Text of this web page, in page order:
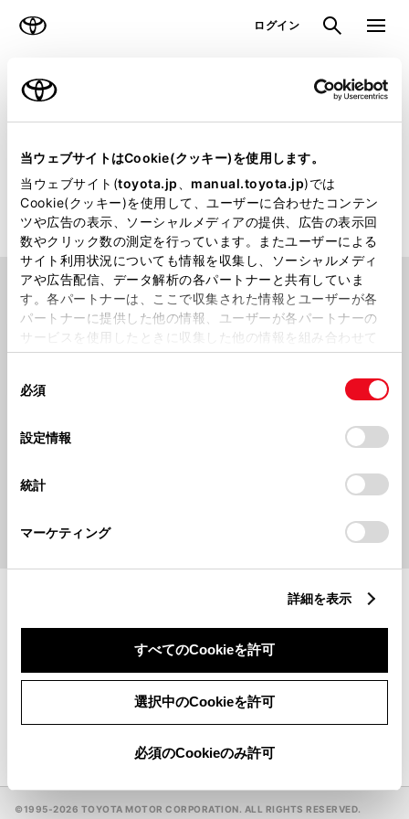
当ウェブサイトはCookie(クッキー)を使用します。
当ウェブサイト(toyota.jp manual.toyota.jp)では
Cookie(クッキー)を使用して、ユーザーに合わせたコンテン
ツや広告の表示、ソーシャルメディアの提供、広告の表示回
数やクリック数の測定を行っています。またユーザーによる
サイト利用状況についても情報を収集し、ソーシャルメディ
アや広告配信、データ解析の各パートナーと共有していま
す。各パートナーは、ここで収集された情報とユーザーが各
パートナーに提供した他の情報、ユーザーが各パートナーの
サービスを使用したときに収集した他の情報を組み合わせて
使用することがあります。当ウェブサイトの使用を続行する
デバイスにすべてのCookie(クッキー)が保存されることに同
意したことになります。Cookie(クッキー)のオプトアウト、
設定の変更、同意を撤回したりするにあたっては、当社の
「Cookie（クッキー）情報の取り扱いについて
」をご覧くだ
必須
設定情報
統計
マーケティング
詳細を表示
すべてのCookieを許可
選択中のCookieを許可
必須のCookieのみ許可
ログイン 検索 メニュ
ラインアップ トピックス
販売店検索
トヨタのクルマを取り扱っている日本全国の販売店をお探しいた
だけます
場所から探す
探す
地名・駅名・店名・郵便番号から検索できます。
ウェルキャブステーション
GR GARAGE
一覧
©1995-2026 TOYOTA MOTOR CORPORATION. ALL RIGHTS RESERVED.